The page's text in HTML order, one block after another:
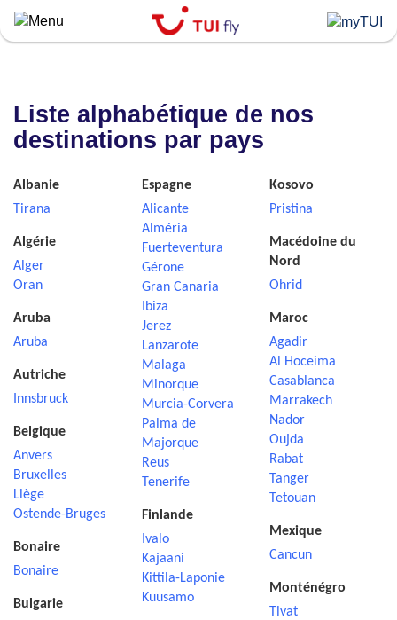
Skip
to
Liste alphabétique de nos
destinations par pays
Albanie
Tirana
Algérie
Alger
Oran
Aruba
Aruba
Autriche
Innsbruck
Belgique
Anvers
Bruxelles
Liège
Ostende-Bruges
Bonaire
Bonaire
Bulgarie
Espagne
Alicante
Alméria
Fuerteventura
Gérone
Gran Canaria
Ibiza
Jerez
Lanzarote
Malaga
Minorque
Murcia-Corvera
Palma de
Majorque
Reus
Tenerife
Finlande
Ivalo
Kajaani
Kittila-Laponie
Kuusamo
Kosovo
Pristina
Macédoine du
Nord
Ohrid
Maroc
Agadir
Al Hoceima
Casablanca
Marrakech
Nador
Oujda
Rabat
Tanger
Tetouan
Mexique
Cancun
Monténégro
Tivat